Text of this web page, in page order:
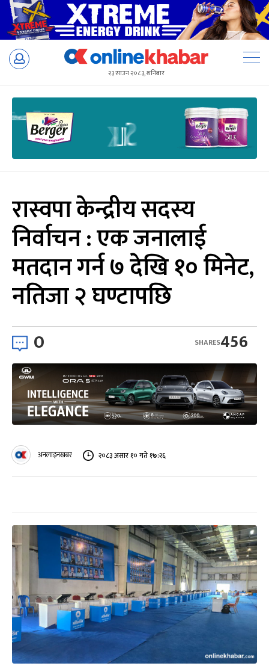
Skip
२३ साउन २०८३, शनिबार
रास्वपा केन्द्रीय सदस्य
निर्वाचन : एक जनालाई
मतदान गर्न ७ देखि १० मिनेट,
नतिजा २ घण्टापछि
0 456
SHARES
अनलाइनखबर २०८३ असार १० गते १७:२६